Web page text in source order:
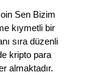
Sen Bizim
kıymetli bir
sıra düzenli
kripto para
almaktadır.